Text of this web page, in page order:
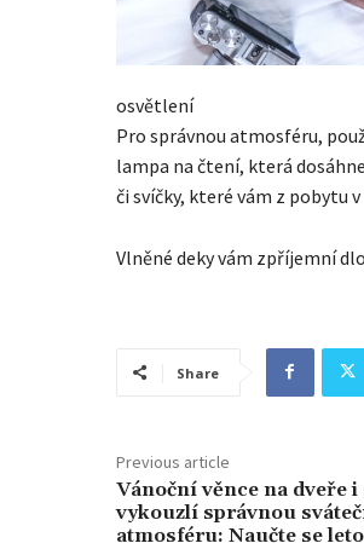
osvětlení
Pro správnou atmosféru,
lampa na čtení, která
či svíčky, které vám z pobytu
Vlněné deky vám zpříjemní
Share
Previous article
Vánoční věnce na dveře
vykouzlí správnou
atmosféru: Naučte se